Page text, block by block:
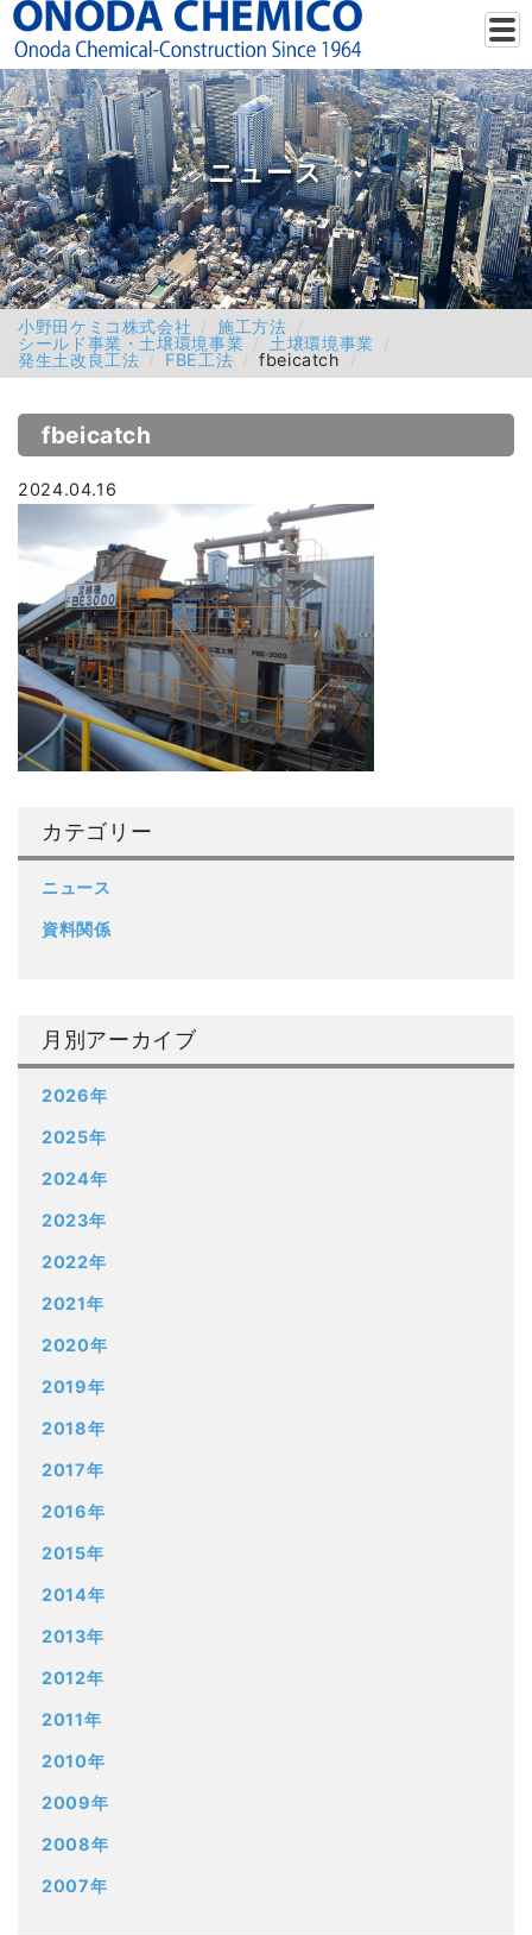
ニュース
小野田ケミコ株式会社
施工方法
シールド事業・土壌環境事業
土壌環境事業
発生土改良工法
FBE工法 fbeicatch
fbeicatch
2024.04.16
カテゴリー
ニュース
資料関係
月別アーカイブ
2026年
2025年
2024年
2023年
2022年
2021年
2020年
2019年
2018年
2017年
2016年
2015年
2014年
2013年
2012年
2011年
2010年
2009年
2008年
2007年